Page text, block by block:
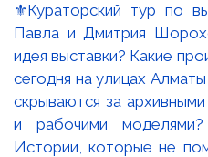
⚜️Кураторский тур по
Павла и Дмитрия
идея выставки? Какие
сегодня на улицах
скрываются за
и рабочими
Истории, которые не